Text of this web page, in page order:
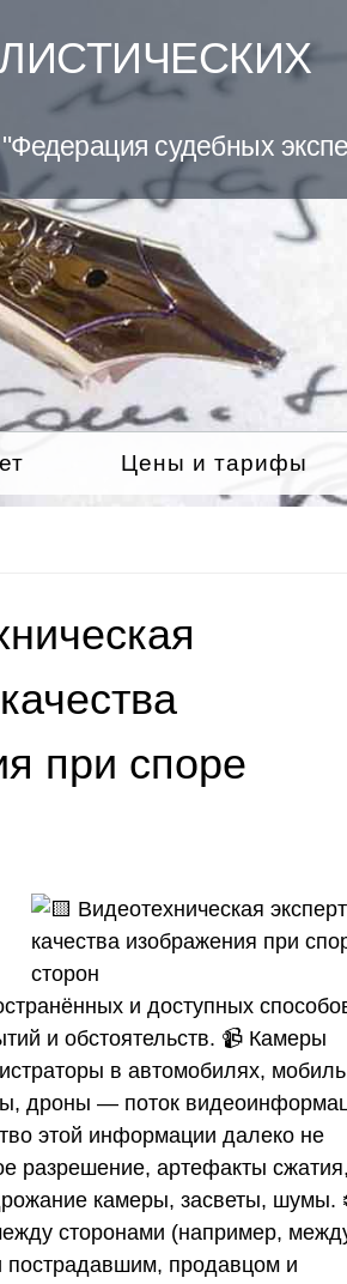
судебных
Цены и тарифы
при споре
и доступных
и обстоятельств. 📹 Камеры
в автомобилях,
дроны — поток
этой информации далеко не
разрешение, артефакты
камеры, засветы, шумы.
сторонами (например,
пострадавшим, продавцом и